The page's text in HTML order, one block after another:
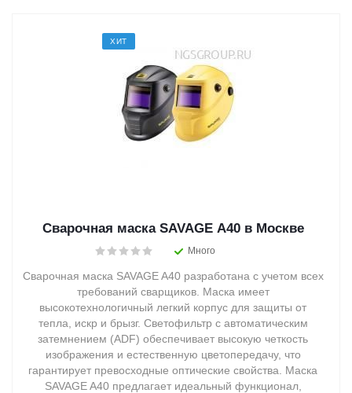
ХИТ
Сварочная маска SAVAGE A40 в Москве
Много
Сварочная маска SAVAGE A40 разработана с учетом всех
требований сварщиков. Маска имеет
высокотехнологичный легкий корпус для защиты от
тепла, искр и брызг. Светофильтр с автоматическим
затемнением (ADF) обеспечивает высокую четкость
изображения и естественную цветопередачу, что
гарантирует превосходные оптические свойства. Маска
SAVAGE A40 предлагает идеальный функционал,